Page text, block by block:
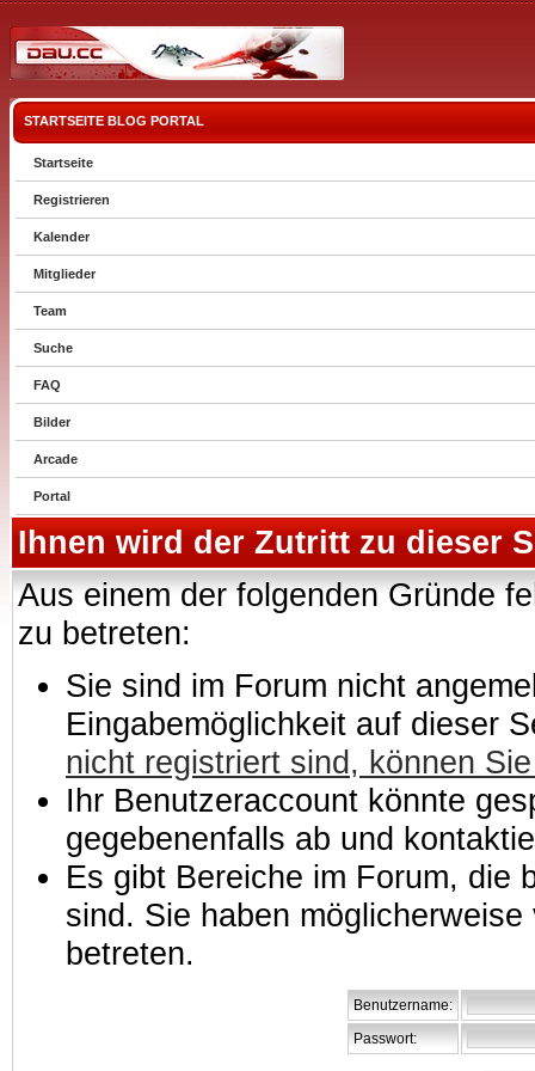
STARTSEITE BLOG PORTAL
Startseite
Registrieren
Kalender
Mitglieder
Team
Suche
FAQ
Bilder
Arcade
Portal
Ihnen wird der Zutritt zu dieser
Aus einem der folgenden Gründe
zu betreten:
Sie sind im Forum nicht
Eingabemöglichkeit auf dieser
nicht registriert sind, können
Ihr Benutzeraccount könnte
gegebenenfalls ab und
Es gibt Bereiche im Forum, die
sind. Sie haben
betreten.
Benutzername:
Passwort: